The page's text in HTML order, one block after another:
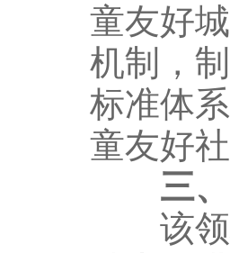
童友好
机制，
标准体
童友好
三
该领域